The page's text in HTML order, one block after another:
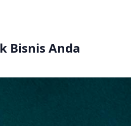
Bisnis Anda